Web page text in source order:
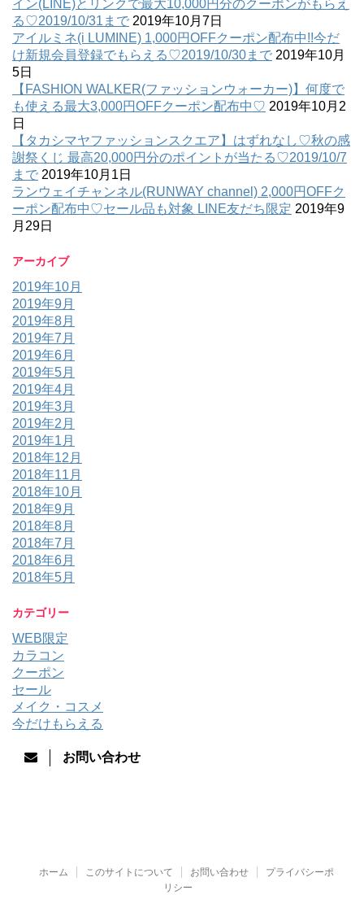
イン(LINE)とリンクで最大10,000円分のクーポンがもらえ
る♡2019/10/31まで 2019年10月7日
アイルミネ(i LUMINE) 1,000円OFFクーポン配布中!!今だ
け新規会員登録でもらえる♡2019/10/30まで 2019年10月
5日
【FASHION WALKER(ファッションウォーカー)】何度で
も使える最大3,000円OFFクーポン配布中♡ 2019年10月2
日
【タカシマヤファッションスクエア】はずれなし♡秋の感
謝祭くじ 最高20,000円分のポイントが当たる♡2019/10/7
まで 2019年10月1日
ランウェイチャンネル(RUNWAY channel) 2,000円OFFク
ーポン配布中♡セール品も対象 LINE友だち限定 2019年9
月29日
アーカイブ
2019年10月
2019年9月
2019年8月
2019年7月
2019年6月
2019年5月
2019年4月
2019年3月
2019年2月
2019年1月
2018年12月
2018年11月
2018年10月
2018年9月
2018年8月
2018年7月
2018年6月
2018年5月
カテゴリー
WEB限定
カラコン
クーポン
セール
メイク・コスメ
今だけもらえる
お問い合わせ
ホーム このサイトについて お問い合わせ
プライバシーポ
リシー